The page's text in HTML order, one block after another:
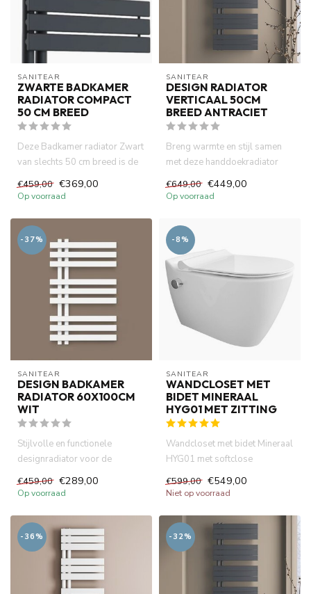
SANITEAR
ZWARTE BADKAMER
RADIATOR COMPACT
50 CM BREED
Deze Badkamer radiator Zwart
van slechts 50 cm breed is de
ideale oplossing voor...
€459,00 €369,00
Op voorraad
SANITEAR
DESIGN RADIATOR
VERTICAAL 50CM
BREED ANTRACIET
Breng warmte en stijl samen
met deze handdoekradiator
van 50cm x 160cm in een l...
€649,00 €449,00
Op voorraad
-37%
SANITEAR
DESIGN BADKAMER
RADIATOR 60X100CM
WIT
Stijlvolle en functionele
designradiator voor de
badkamer. De rechte radiator
va...
€459,00 €289,00
Op voorraad
-8%
SANITEAR
WANDCLOSET MET
BIDET MINERAAL
HYG01 MET ZITTING
Wandcloset met bidet Mineraal
HYG01 met softclose
toiletzitting, zonder spoelran...
€599,00 €549,00
Niet op voorraad
-36% -32%